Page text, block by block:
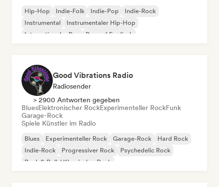
Hip-Hop Indie-Folk Indie-Pop
Indie-Rock
Instrumental
Instrumentaler Hip-Hop
Internationaler Rap
Rap auf Englisch
Good Vibrations Radio
Radiosender
> 2900 Antworten gegeben
BluesElektronischer RockExperimenteller RockFunk
Garage-Rock
Spiele Künstler im Radio
Blues Experimenteller Rock Garage-Rock
Hard Rock
Indie-Rock
Progressiver Rock
Psychedelic Rock
Rock & Roll / Klassischer Rock